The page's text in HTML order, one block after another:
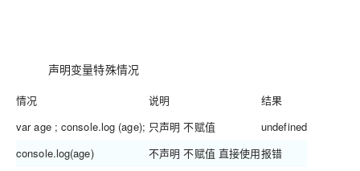
声明变量特殊情况
情况 说明
结果
var age ; console.log (age); 只声明 不赋值
undefined
console.log(age)
不声明 不赋值 直接使用报错